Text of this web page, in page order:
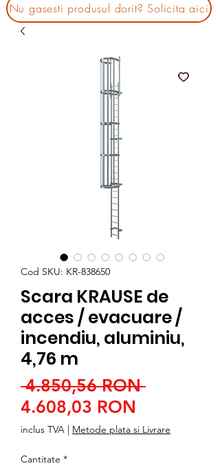
Nu gasesti produsul dorit? Solicita aici
Cod SKU: KR-838650
Scara KRAUSE de
acces / evacuare /
incendiu, aluminiu,
4,76 m
4.850,56 RON Preț
4.608,03 RON
redus
inclus TVA | Metode plata si Livrare
Cantitate *